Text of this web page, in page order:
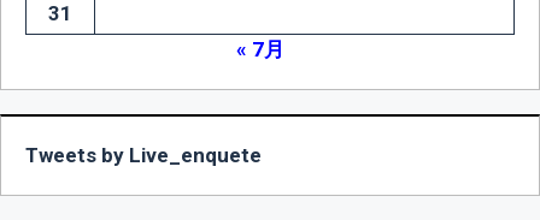
31
« 7月
Tweets by Live_enquete